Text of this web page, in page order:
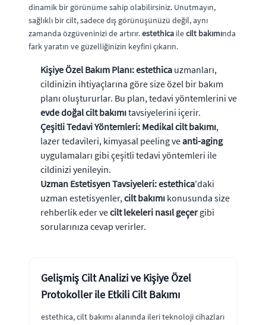
dinamik bir görünüme sahip olabilirsiniz. Unutmayın,
sağlıklı bir cilt, sadece dış görünüşünüzü değil, aynı
zamanda özgüveninizi de artırır.estethica ilecilt bakımında
fark yaratın ve güzelliğinizin keyfini çıkarın.
Kişiye Özel Bakım Planı:estethica uzmanları,
cildinizin ihtiyaçlarına göre size özel bir bakım
planı oluştururlar. Bu plan, tedavi yöntemlerini ve
evde doğal cilt bakımıtavsiyelerini içerir.
Çeşitli Tedavi Yöntemleri: Medikal cilt bakımı,
lazer tedavileri, kimyasal peeling veanti-aging
uygulamaları gibi çeşitli tedavi yöntemleri ile
cildinizi yenileyin.
Uzman Estetisyen Tavsiyeleri:estethica'daki
uzman estetisyenler, cilt bakımı konusunda size
rehberlik eder vecilt lekeleri nasıl geçergibi
sorularınıza cevap verirler.
Gelişmiş Cilt Analizi ve Kişiye Özel
Protokoller ile Etkili Cilt Bakımı
estethica, cilt bakımı alanında ileri teknoloji cihazları